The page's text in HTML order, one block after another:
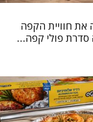
את חוויית הקפה
פולי קפה...